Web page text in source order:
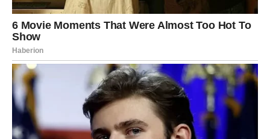
da izgovara bilo šta. Samo je snimila sliku tog trenutka i
podelila je sa svima koji su trebali da znaju.
molio je za oproštaj, govorio joj da je žao, ali Snežana je
već bila odlučna. Znala je da, iako je srce bilo slomljeno,
više nije želela živeti u lažima. Naučila je da istina, iako
bolna, donosi
oslobađanje.